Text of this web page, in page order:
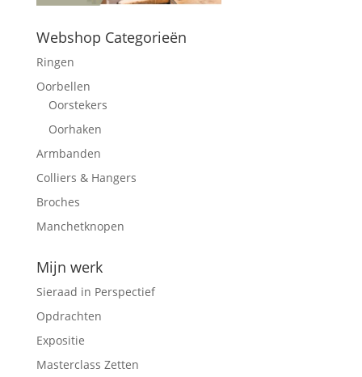
Webshop Categorieën
Ringen
Oorbellen
Oorstekers
Oorhaken
Armbanden
Colliers & Hangers
Broches
Manchetknopen
Mijn werk
Sieraad in Perspectief
Opdrachten
Expositie
Masterclass Zetten